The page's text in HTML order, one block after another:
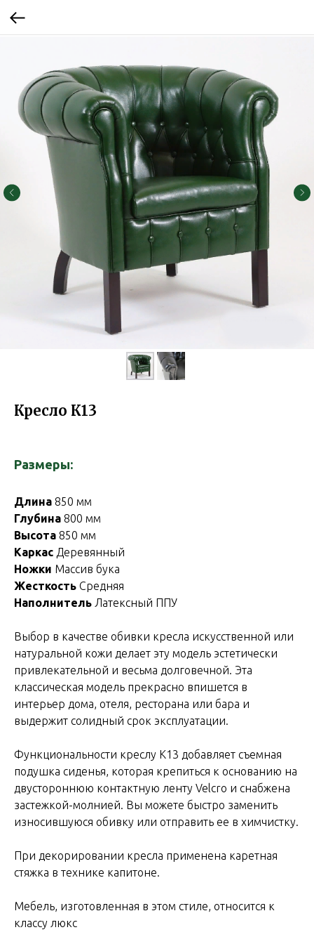
Кресло К13
Размеры:
Длина 850 мм
Глубина 800 мм
Высота 850 мм
Каркас Деревянный
Ножки Массив бука
Жесткость Средняя
Наполнитель Латексный ППУ
Выбор в качестве обивки кресла искусственной или
натуральной кожи делает эту модель эстетически
привлекательной и весьма долговечной. Эта
классическая модель прекрасно впишется в
интерьер дома, отеля, ресторана или бара и
выдержит солидный срок эксплуатации.
Функциональности креслу К13 добавляет съемная
подушка сиденья, которая крепиться к основанию на
двустороннюю контактную ленту Velcro и снабжена
застежкой-молнией. Вы можете быстро заменить
износившуюся обивку или отправить ее в химчистку.
При декорировании кресла применена каретная
стяжка в технике капитоне.
Мебель, изготовленная в этом стиле, относится к
классу люкc